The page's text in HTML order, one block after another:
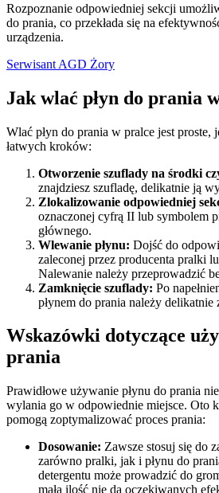
Rozpoznanie odpowiedniej sekcji
do prania, co przekłada się na
urządzenia.
Serwisant AGD Żory
Jak wlać płyn do prania
Wlać płyn do prania w pralce jest
łatwych kroków:
Otworzenie szuflady na środki
znajdziesz szufladę, delikatnie ją
Zlokalizowanie odpowiedniej
oznaczonej cyfrą II lub symbolem
głównego.
Wlewanie płynu: Dojść do
zaleconej przez producenta pralki
Nalewanie należy przeprowadzić
Zamknięcie szuflady: Po
płynem do prania należy delikatnie
Wskazówki dotyczące
prania
Prawidłowe używanie płynu do prania
wylania go w odpowiednie miejsce. Oto
pomogą zoptymalizować proces prania:
Dosowanie: Zawsze stosuj się do
zarówno pralki, jak i płynu do
detergentu może prowadzić do
mała ilość nie da oczekiwanych